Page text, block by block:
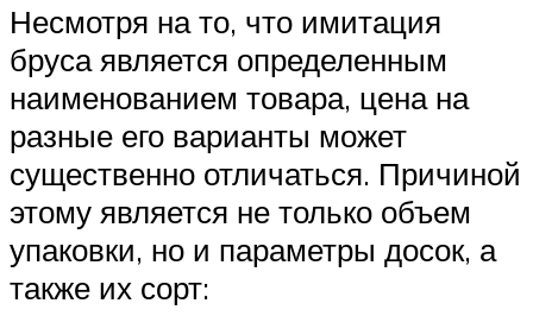
Несмотря на то, что имитация
бруса является определенным
наименованием товара, цена на
разные его варианты может
существенно отличаться. Причиной
этому является не только объем
упаковки, но и параметры досок, а
также их сорт: